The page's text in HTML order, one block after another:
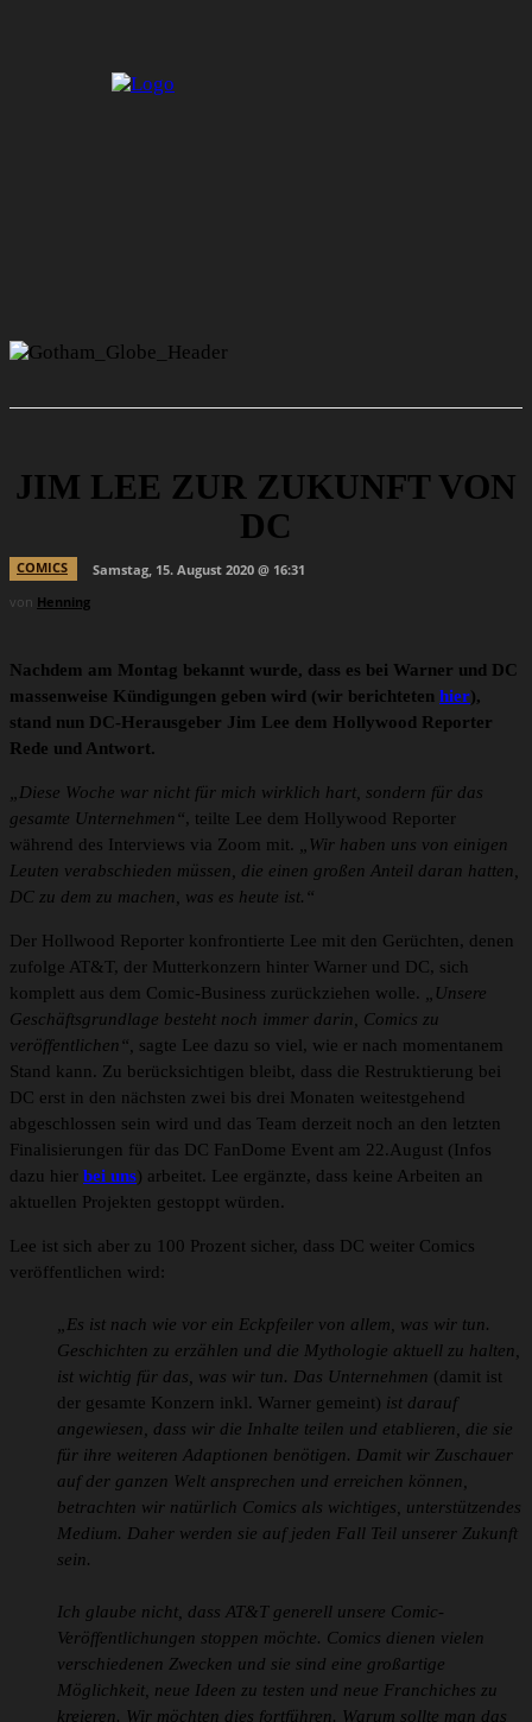
JIM LEE ZUR ZUKUNFT VON
DC
COMICS
Samstag, 15. August 2020 @ 16:31
von Henning
Nachdem am Montag bekannt wurde, dass es bei Warner und DC
massenweise Kündigungen geben wird (wir berichteten hier),
stand nun DC-Herausgeber Jim Lee dem Hollywood Reporter
Rede und Antwort.
„Diese Woche war nicht für mich wirklich hart, sondern für das
gesamte Unternehmen“, teilte Lee dem Hollywood Reporter
während des Interviews via Zoom mit. „Wir haben uns von einigen
Leuten verabschieden müssen, die einen großen Anteil daran hatten,
DC zu dem zu machen, was es heute ist.“
Der Hollwood Reporter konfrontierte Lee mit den Gerüchten, denen
zufolge AT&T, der Mutterkonzern hinter Warner und DC, sich
komplett aus dem Comic-Business zurückziehen wolle. „Unsere
Geschäftsgrundlage besteht noch immer darin, Comics zu
veröffentlichen“, sagte Lee dazu so viel, wie er nach momentanem
Stand kann. Zu berücksichtigen bleibt, dass die Restruktierung bei
DC erst in den nächsten zwei bis drei Monaten weitestgehend
abgeschlossen sein wird und das Team derzeit noch an den letzten
Finalisierungen für das DC FanDome Event am 22.August (Infos
dazu hier bei uns) arbeitet. Lee ergänzte, dass keine Arbeiten an
aktuellen Projekten gestoppt würden.
Lee ist sich aber zu 100 Prozent sicher, dass DC weiter Comics
veröffentlichen wird:
„Es ist nach wie vor ein Eckpfeiler von allem, was wir tun.
Geschichten zu erzählen und die Mythologie aktuell zu halten,
ist wichtig für das, was wir tun. Das Unternehmen (damit ist
der gesamte Konzern inkl. Warner gemeint) ist darauf
angewiesen, dass wir die Inhalte teilen und etablieren, die sie
für ihre weiteren Adaptionen benötigen. Damit wir Zuschauer
auf der ganzen Welt ansprechen und erreichen können,
betrachten wir natürlich Comics als wichtiges, unterstützendes
Medium. Daher werden sie auf jeden Fall Teil unserer Zukunft
sein.
Ich glaube nicht, dass AT&T generell unsere Comic-
Veröffentlichungen stoppen möchte. Comics dienen vielen
verschiedenen Zwecken und sie sind eine großartige
Möglichkeit, neue Ideen zu testen und neue Franchiches zu
kreieren. Wir möchten dies fortführen. Warum sollte man das